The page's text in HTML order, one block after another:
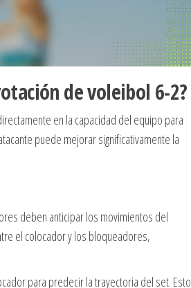
de voleibol 6-2?
en la capacidad del equipo para
puede mejorar significativamente la
deben anticipar los movimientos del
el colocador y los bloqueadores,
para predecir la trayectoria del set. Esto